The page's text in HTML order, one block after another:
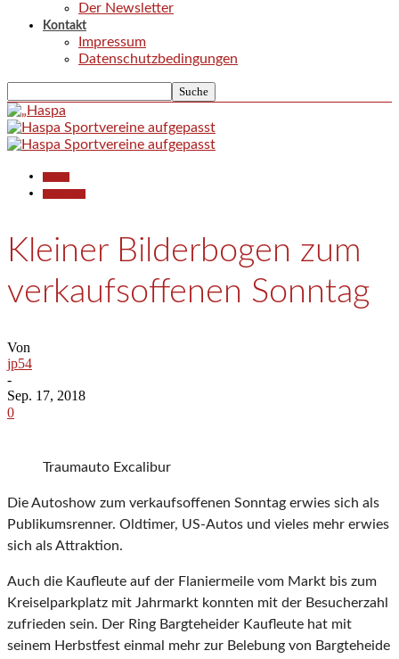
Der Newsletter
Kontakt
Impressum
Datenschutzbedingungen
Kleiner Bilderbogen zum
verkaufsoffenen Sonntag
Von
jp54
-
Sep. 17, 2018
0
Traumauto Excalibur
Die Autoshow zum verkaufsoffenen Sonntag erwies sich als
Publikumsrenner. Oldtimer, US-Autos und vieles mehr erwies
sich als Attraktion.
Auch die Kaufleute auf der Flaniermeile vom Markt bis zum
Kreiselparkplatz mit Jahrmarkt konnten mit der Besucherzahl
zufrieden sein. Der Ring Bargteheider Kaufleute hat mit
seinem Herbstfest einmal mehr zur Belebung von Bargteheide